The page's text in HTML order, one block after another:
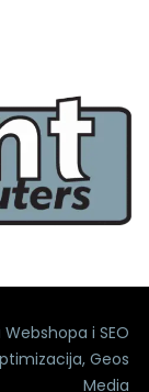
Webshopa iSEO
,Geos
Media